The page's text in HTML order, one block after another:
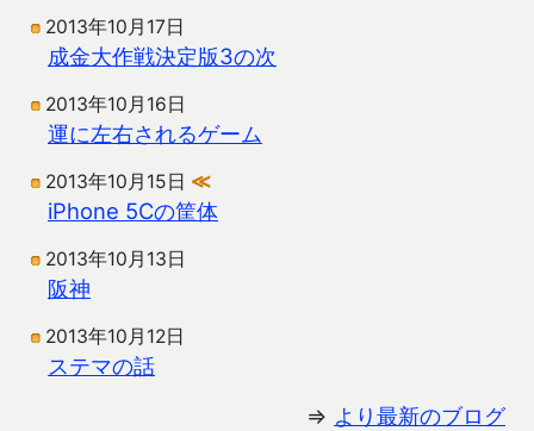
2013年10月17日
成金大作戦決定版3の次
2013年10月16日
運に左右されるゲーム
2013年10月15日 ≪
iPhone 5Cの筐体
2013年10月13日
阪神
2013年10月12日
ステマの話
⇒ より最新のブログ